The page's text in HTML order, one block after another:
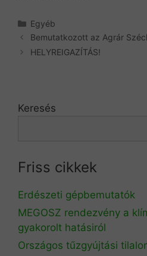
Kategória
Egyéb
Bemutatkozott az Agrár
HELYREIGAZÍTÁS!
Keresés
Friss cikkek
Erdészeti gépbemutatók
MEGOSZ rendezvény a
gyakorolt hatásiról
Országos tűzgyújtási